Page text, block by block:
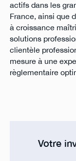
actifs dans les
France, ainsi que
à croissance
solutions
clientèle
mesure à une
règlementaire
Votre